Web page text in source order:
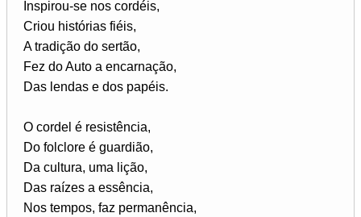
Inspirou-se nos cordéis,
Criou histórias fiéis,
A tradição do sertão,
Fez do Auto a encarnação,
Das lendas e dos papéis.
O cordel é resistência,
Do folclore é guardião,
Da cultura, uma lição,
Das raízes a essência,
Nos tempos, faz permanência,